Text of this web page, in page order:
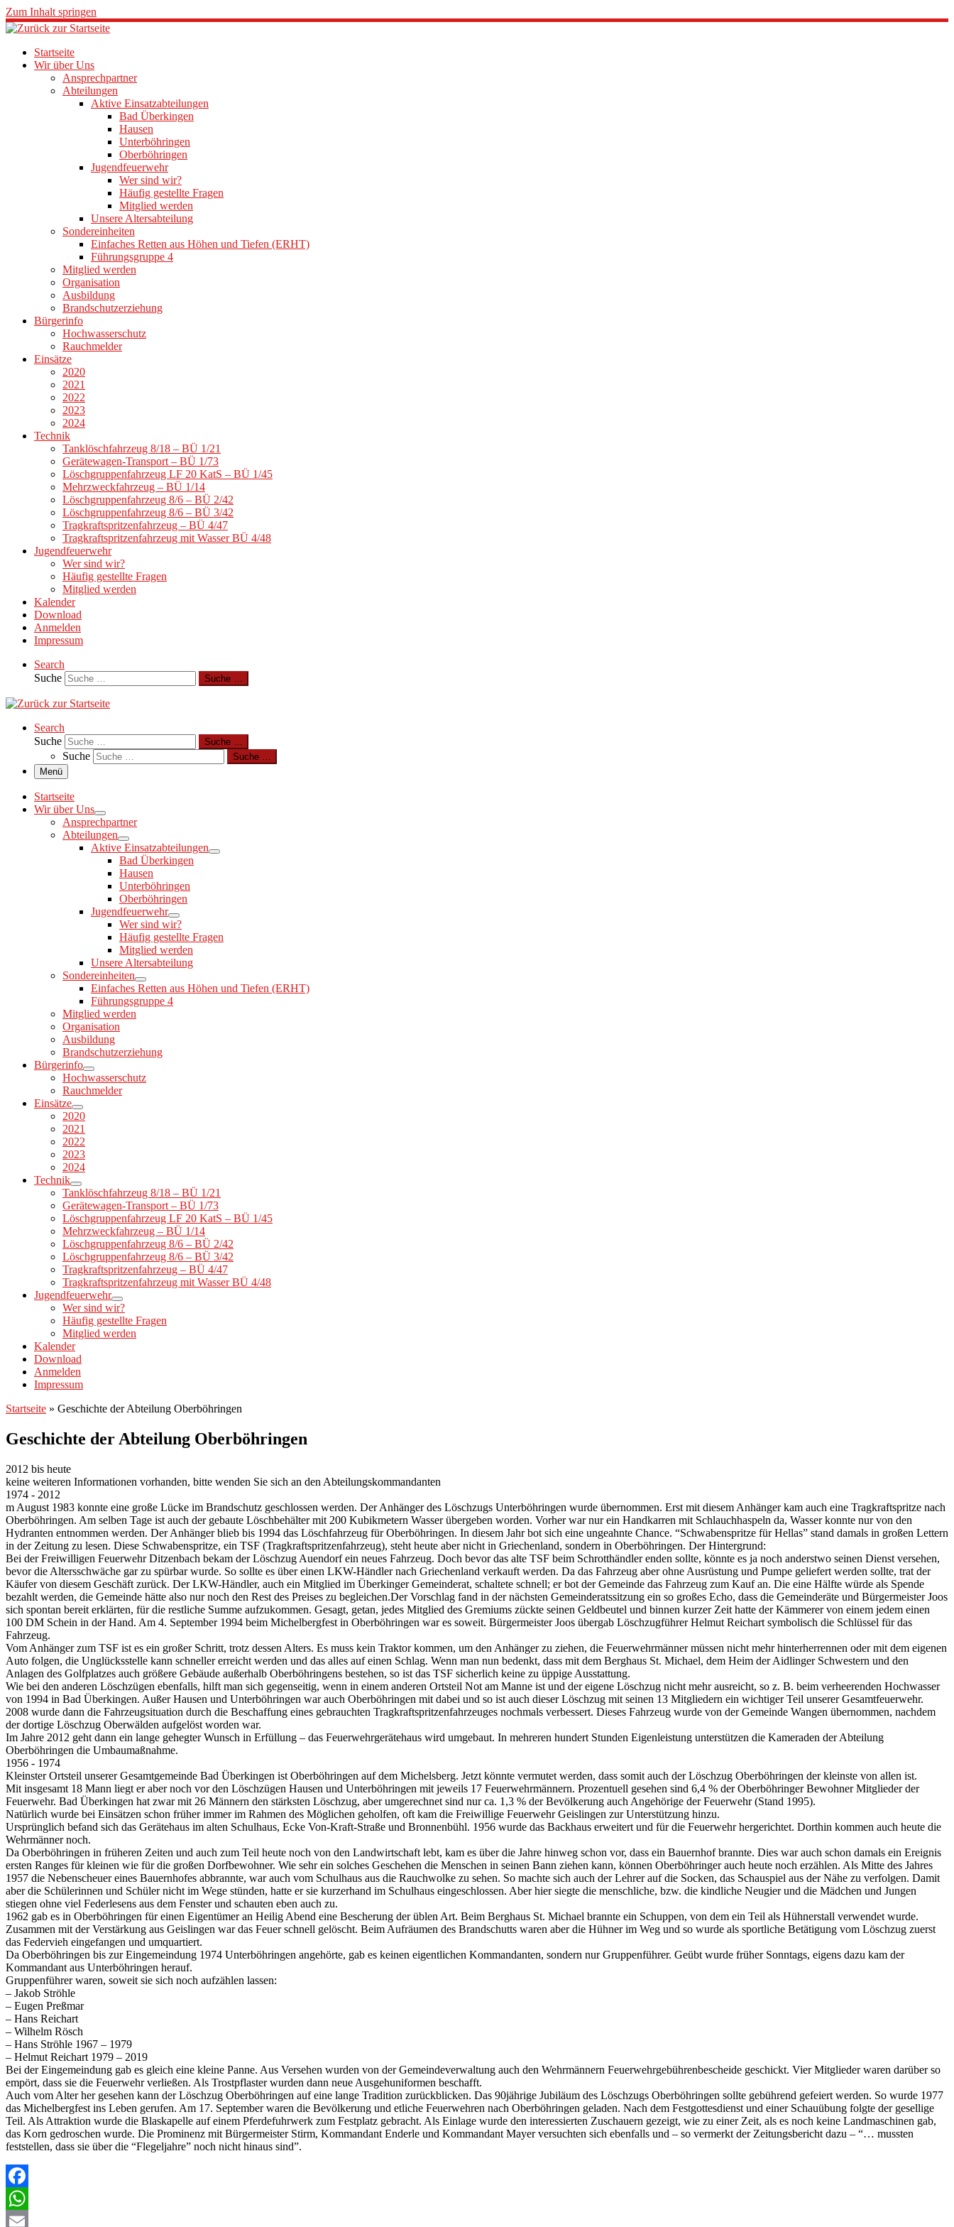
Zum Inhalt springen
Startseite
Wir über Uns
Ansprechpartner
Abteilungen
Aktive Einsatzabteilungen
Bad Überkingen
Hausen
Unterböhringen
Oberböhringen
Jugendfeuerwehr
Wer sind wir?
Häufig gestellte Fragen
Mitglied werden
Unsere Altersabteilung
Sondereinheiten
Einfaches Retten aus Höhen und Tiefen (ERHT)
Führungsgruppe 4
Mitglied werden
Organisation
Ausbildung
Brandschutzerziehung
Bürgerinfo
Hochwasserschutz
Rauchmelder
Einsätze
2020
2021
2022
2023
2024
Technik
Tanklöschfahrzeug 8/18 – BÜ 1/21
Gerätewagen-Transport – BÜ 1/73
Löschgruppenfahrzeug LF 20 KatS – BÜ 1/45
Mehrzweckfahrzeug – BÜ 1/14
Löschgruppenfahrzeug 8/6 – BÜ 2/42
Löschgruppenfahrzeug 8/6 – BÜ 3/42
Tragkraftspritzenfahrzeug – BÜ 4/47
Tragkraftspritzenfahrzeug mit Wasser BÜ 4/48
Jugendfeuerwehr
Wer sind wir?
Häufig gestellte Fragen
Mitglied werden
Kalender
Download
Anmelden
Impressum
Search
Suche
Suche …
Search
Suche
Suche …
Suche
Suche …
Menü
Startseite
Wir über Uns
Ansprechpartner
Abteilungen
Aktive Einsatzabteilungen
Bad Überkingen
Hausen
Unterböhringen
Oberböhringen
Jugendfeuerwehr
Wer sind wir?
Häufig gestellte Fragen
Mitglied werden
Unsere Altersabteilung
Sondereinheiten
Einfaches Retten aus Höhen und Tiefen (ERHT)
Führungsgruppe 4
Mitglied werden
Organisation
Ausbildung
Brandschutzerziehung
Bürgerinfo
Hochwasserschutz
Rauchmelder
Einsätze
2020
2021
2022
2023
2024
Technik
Tanklöschfahrzeug 8/18 – BÜ 1/21
Gerätewagen-Transport – BÜ 1/73
Löschgruppenfahrzeug LF 20 KatS – BÜ 1/45
Mehrzweckfahrzeug – BÜ 1/14
Löschgruppenfahrzeug 8/6 – BÜ 2/42
Löschgruppenfahrzeug 8/6 – BÜ 3/42
Tragkraftspritzenfahrzeug – BÜ 4/47
Tragkraftspritzenfahrzeug mit Wasser BÜ 4/48
Jugendfeuerwehr
Wer sind wir?
Häufig gestellte Fragen
Mitglied werden
Kalender
Download
Anmelden
Impressum
Startseite » Geschichte der Abteilung Oberböhringen
Geschichte der Abteilung Oberböhringen
2012 bis heute
keine weiteren Informationen vorhanden, bitte wenden Sie sich an den Abteilungskommandanten
1974 - 2012
m August 1983 konnte eine große Lücke im Brandschutz geschlossen werden. Der Anhänger des Löschzugs Unterböhringen wurde übernommen. Erst mit diesem Anhänger kam auch eine Tragkraftspritze nach
Oberböhringen. Am selben Tage ist auch der gebaute Löschbehälter mit 200 Kubikmetern Wasser übergeben worden. Vorher war nur ein Handkarren mit Schlauchhaspeln da, Wasser konnte nur von den
Hydranten entnommen werden. Der Anhänger blieb bis 1994 das Löschfahrzeug für Oberböhringen. In diesem Jahr bot sich eine ungeahnte Chance. “Schwabenspritze für Hellas” stand damals in großen Lettern
in der Zeitung zu lesen. Diese Schwabenspritze, ein TSF (Tragkraftspritzenfahrzeug), steht heute aber nicht in Griechenland, sondern in Oberböhringen. Der Hintergrund:
Bei der Freiwilligen Feuerwehr Ditzenbach bekam der Löschzug Auendorf ein neues Fahrzeug. Doch bevor das alte TSF beim Schrotthändler enden sollte, könnte es ja noch anderstwo seinen Dienst versehen,
bevor die Altersschwäche gar zu spürbar wurde. So sollte es über einen LKW-Händler nach Griechenland verkauft werden. Da das Fahrzeug aber ohne Ausrüstung und Pumpe geliefert werden sollte, trat der
Käufer von diesem Geschäft zurück. Der LKW-Händler, auch ein Mitglied im Überkinger Gemeinderat, schaltete schnell; er bot der Gemeinde das Fahrzeug zum Kauf an. Die eine Hälfte würde als Spende
bezahlt werden, die Gemeinde hätte also nur noch den Rest des Preises zu begleichen.Der Vorschlag fand in der nächsten Gemeinderatssitzung ein so großes Echo, dass die Gemeinderäte und Bürgermeister Joos
sich spontan bereit erklärten, für die restliche Summe aufzukommen. Gesagt, getan, jedes Mitglied des Gremiums zückte seinen Geldbeutel und binnen kurzer Zeit hatte der Kämmerer von einem jedem einen
100 DM Schein in der Hand. Am 4. September 1994 beim Michelbergfest in Oberböhringen war es soweit. Bürgermeister Joos übergab Löschzugführer Helmut Reichart symbolisch die Schlüssel für das
Fahrzeug.
Vom Anhänger zum TSF ist es ein großer Schritt, trotz dessen Alters. Es muss kein Traktor kommen, um den Anhänger zu ziehen, die Feuerwehrmänner müssen nicht mehr hinterherrennen oder mit dem eigenen
Auto folgen, die Unglücksstelle kann schneller erreicht werden und das alles auf einen Schlag. Wenn man nun bedenkt, dass mit dem Berghaus St. Michael, dem Heim der Aidlinger Schwestern und den
Anlagen des Golfplatzes auch größere Gebäude außerhalb Oberböhringens bestehen, so ist das TSF sicherlich keine zu üppige Ausstattung.
Wie bei den anderen Löschzügen ebenfalls, hilft man sich gegenseitig, wenn in einem anderen Ortsteil Not am Manne ist und der eigene Löschzug nicht mehr ausreicht, so z. B. beim verheerenden Hochwasser
von 1994 in Bad Überkingen. Außer Hausen und Unterböhringen war auch Oberböhringen mit dabei und so ist auch dieser Löschzug mit seinen 13 Mitgliedern ein wichtiger Teil unserer Gesamtfeuerwehr.
2008 wurde dann die Fahrzeugsituation durch die Beschaffung eines gebrauchten Tragkraftspritzenfahrzeuges nochmals verbessert. Dieses Fahrzeug wurde von der Gemeinde Wangen übernommen, nachdem
der dortige Löschzug Oberwälden aufgelöst worden war.
Im Jahre 2012 geht dann ein lange gehegter Wunsch in Erfüllung – das Feuerwehrgerätehaus wird umgebaut. In mehreren hundert Stunden Eigenleistung unterstützen die Kameraden der Abteilung
Oberböhringen die Umbaumaßnahme.
1956 - 1974
Kleinster Ortsteil unserer Gesamtgemeinde Bad Überkingen ist Oberböhringen auf dem Michelsberg. Jetzt könnte vermutet werden, dass somit auch der Löschzug Oberböhringen der kleinste von allen ist.
Mit insgesamt 18 Mann liegt er aber noch vor den Löschzügen Hausen und Unterböhringen mit jeweils 17 Feuerwehrmännern. Prozentuell gesehen sind 6,4 % der Oberböhringer Bewohner Mitglieder der
Feuerwehr. Bad Überkingen hat zwar mit 26 Männern den stärksten Löschzug, aber umgerechnet sind nur ca. 1,3 % der Bevölkerung auch Angehörige der Feuerwehr (Stand 1995).
Natürlich wurde bei Einsätzen schon früher immer im Rahmen des Möglichen geholfen, oft kam die Freiwillige Feuerwehr Geislingen zur Unterstützung hinzu.
Ursprünglich befand sich das Gerätehaus im alten Schulhaus, Ecke Von-Kraft-Straße und Bronnenbühl. 1956 wurde das Backhaus erweitert und für die Feuerwehr hergerichtet. Dorthin kommen auch heute die
Wehrmänner noch.
Da Oberböhringen in früheren Zeiten und auch zum Teil heute noch von den Landwirtschaft lebt, kam es über die Jahre hinweg schon vor, dass ein Bauernhof brannte. Dies war auch schon damals ein Ereignis
ersten Ranges für kleinen wie für die großen Dorfbewohner. Wie sehr ein solches Geschehen die Menschen in seinen Bann ziehen kann, können Oberböhringer auch heute noch erzählen. Als Mitte des Jahres
1957 die Nebenscheuer eines Bauernhofes abbrannte, war auch vom Schulhaus aus die Rauchwolke zu sehen. So machte sich auch der Lehrer auf die Socken, das Schauspiel aus der Nähe zu verfolgen. Damit
aber die Schülerinnen und Schüler nicht im Wege stünden, hatte er sie kurzerhand im Schulhaus eingeschlossen. Aber hier siegte die menschliche, bzw. die kindliche Neugier und die Mädchen und Jungen
stiegen ohne viel Federlesens aus dem Fenster und schauten eben auch zu.
1962 gab es in Oberböhringen für einen Eigentümer an Heilig Abend eine Bescherung der üblen Art. Beim Berghaus St. Michael brannte ein Schuppen, von dem ein Teil als Hühnerstall verwendet wurde.
Zusammen mit der Verstärkung aus Geislingen war das Feuer schnell gelöscht. Beim Aufräumen des Brandschutts waren aber die Hühner im Weg und so wurde als sportliche Betätigung vom Löschzug zuerst
das Federvieh eingefangen und umquartiert.
Da Oberböhringen bis zur Eingemeindung 1974 Unterböhringen angehörte, gab es keinen eigentlichen Kommandanten, sondern nur Gruppenführer. Geübt wurde früher Sonntags, eigens dazu kam der
Kommandant aus Unterböhringen herauf.
Gruppenführer waren, soweit sie sich noch aufzählen lassen:
– Jakob Ströhle
– Eugen Preßmar
– Hans Reichart
– Wilhelm Rösch
– Hans Ströhle 1967 – 1979
– Helmut Reichart 1979 – 2019
Bei der Eingemeindung gab es gleich eine kleine Panne. Aus Versehen wurden von der Gemeindeverwaltung auch den Wehrmännern Feuerwehrgebührenbescheide geschickt. Vier Mitglieder waren darüber so
empört, dass sie die Feuerwehr verließen. Als Trostpflaster wurden dann neue Ausgehuniformen beschafft.
Auch vom Alter her gesehen kann der Löschzug Oberböhringen auf eine lange Tradition zurückblicken. Das 90jährige Jubiläum des Löschzugs Oberböhringen sollte gebührend gefeiert werden. So wurde 1977
das Michelbergfest ins Leben gerufen. Am 17. September waren die Bevölkerung und etliche Feuerwehren nach Oberböhringen geladen. Nach dem Festgottesdienst und einer Schauübung folgte der gesellige
Teil. Als Attraktion wurde die Blaskapelle auf einem Pferdefuhrwerk zum Festplatz gebracht. Als Einlage wurde den interessierten Zuschauern gezeigt, wie zu einer Zeit, als es noch keine Landmaschinen gab,
das Korn gedroschen wurde. Die Prominenz mit Bürgermeister Stirm, Kommandant Enderle und Kommandant Mayer versuchten sich ebenfalls und – so vermerkt der Zeitungsbericht dazu – “… mussten
feststellen, dass sie über die “Flegeljahre” noch nicht hinaus sind”.
Facebook
WhatsApp